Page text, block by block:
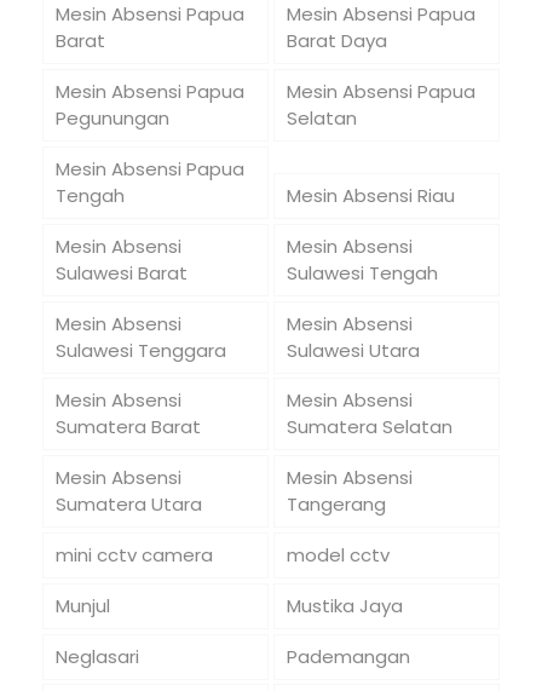
Mesin Absensi Papua
Barat
Mesin Absensi Papua
Barat Daya
Mesin Absensi Papua
Pegunungan
Mesin Absensi Papua
Selatan
Mesin Absensi Papua
Tengah
Mesin Absensi Riau
Mesin Absensi
Sulawesi Barat
Mesin Absensi
Sulawesi Tengah
Mesin Absensi
Sulawesi Tenggara
Mesin Absensi
Sulawesi Utara
Mesin Absensi
Sumatera Barat
Mesin Absensi
Sumatera Selatan
Mesin Absensi
Sumatera Utara
Mesin Absensi
Tangerang
mini cctv camera
model cctv
Munjul
Mustika Jaya
Neglasari
Pademangan